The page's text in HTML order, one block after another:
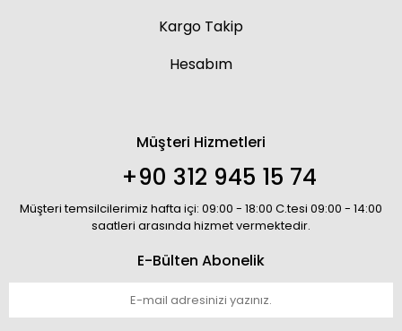
Kargo Takip
Hesabım
Müşteri Hizmetleri
+90 312 945 15 74
Müşteri temsilcilerimiz hafta içi: 09:00 - 18:00 C.tesi 09:00 - 14:00
saatleri arasında hizmet vermektedir.
E-Bülten Abonelik